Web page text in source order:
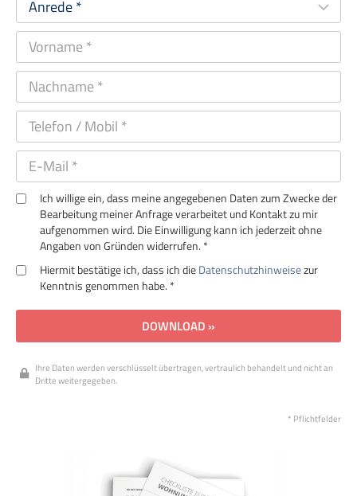
Ich willige ein, dass meine angegebenen Daten zum Zwecke der
Bearbeitung meiner Anfrage verarbeitet und Kontakt zu mir
aufgenommen wird. Die Einwilligung kann ich jederzeit ohne
Angaben von Gründen widerrufen. *
Hiermit bestätige ich, dass ich die Datenschutzhinweisezur
Kenntnis genommen habe. *
DOWNLOAD »
Ihre Daten werden verschlüsselt übertragen, vertraulich behandelt und nicht an
Dritte weitergegeben.
* Pflichtfelder